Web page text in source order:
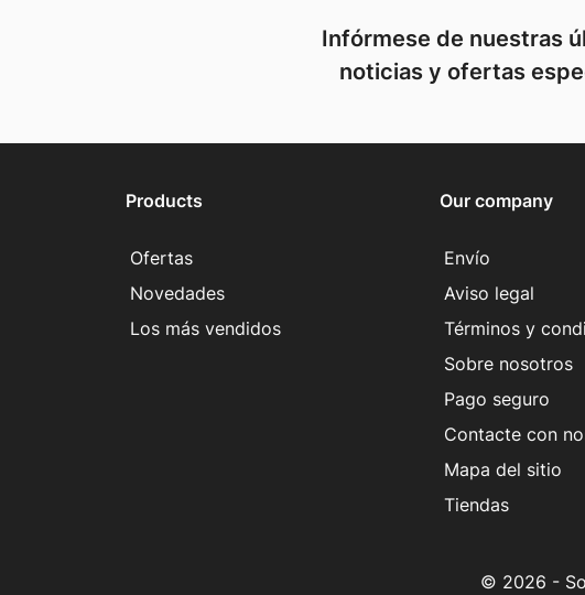
Infórmese de nuestras
noticias y ofertas
Products
Ofertas
Novedades
Los más vendidos
Our company
Envío
Aviso legal
Términos y
Sobre nosotros
Pago seguro
Contacte con
Mapa del sitio
Tiendas
© 2026 -